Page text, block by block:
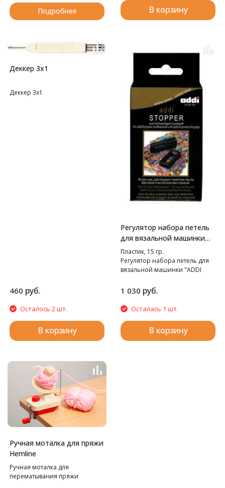
Подробнее В корзину
Деккер 3х1
Деккер 3х1
460 руб.
Осталось 2 шт.
В корзину
Регулятор набора петель
для вязальной машинки
"Addi Express"и "Addi
Express Kingsize"
Пластик, 15 гр.
Регулятор набора петель для
вязальной машинки "ADDI
Kingsize".
1 030 руб.
Осталась 1 шт.
В корзину
Ручная моталка для пряжи
Hemline
Ручная моталка для
перематывания пряжи